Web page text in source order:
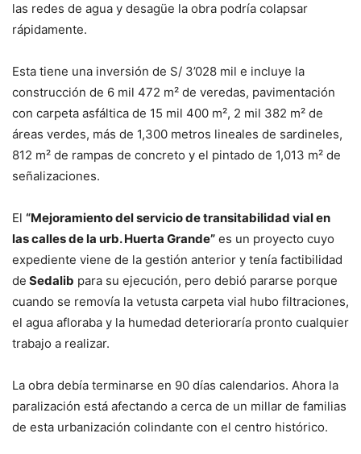
las redes de agua y desagüe la obra podría colapsar
rápidamente.
Esta tiene una inversión de S/ 3’028 mil e incluye la
construcción de 6 mil 472 m² de veredas, pavimentación
con carpeta asfáltica de 15 mil 400 m², 2 mil 382 m² de
áreas verdes, más de 1,300 metros lineales de sardineles,
812 m² de rampas de concreto y el pintado de 1,013 m² de
señalizaciones.
El “Mejoramiento del servicio de transitabilidad vial en
las calles de la urb. Huerta Grande” es un proyecto cuyo
expediente viene de la gestión anterior y tenía factibilidad
de Sedalib para su ejecución, pero debió pararse porque
cuando se removía la vetusta carpeta vial hubo filtraciones,
el agua afloraba y la humedad deterioraría pronto cualquier
trabajo a realizar.
La obra debía terminarse en 90 días calendarios. Ahora la
paralización está afectando a cerca de un millar de familias
de esta urbanización colindante con el centro histórico.